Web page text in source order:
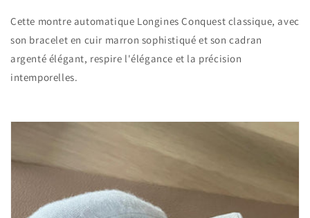
Cette montre automatique Longines Conquest classique, avec
son bracelet en cuir marron sophistiqué et son cadran
argenté élégant, respire l'élégance et la précision
intemporelles.